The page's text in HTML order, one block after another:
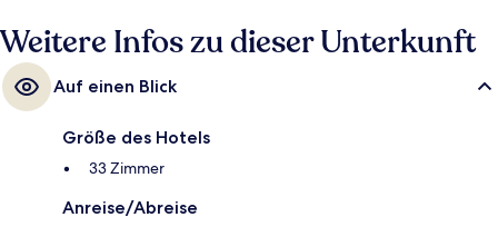
Weitere Infos zu dieser Unterkunft
Auf einen Blick
Größe des Hotels
33 Zimmer
Anreise/Abreise